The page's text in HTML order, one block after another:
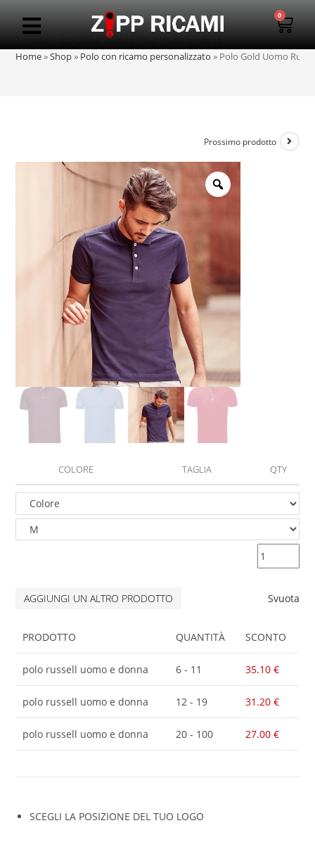
0
Polo Gold Uomo Russell
Home»Shop» Polo con ricamo personalizzato » Polo Gold Uomo
Prossimo prodotto
COLORE TAGLIA QTY
AGGIUNGI UN ALTRO PRODOTTO Svuota
PRODOTTO QUANTITÀ SCONTO
polo russell uomo e donna 6 - 11 35.10€
polo russell uomo e donna 12 - 19 31.20€
polo russell uomo e donna 20 - 100 27.00€
SCEGLI LA POSIZIONE DEL TUO LOGO